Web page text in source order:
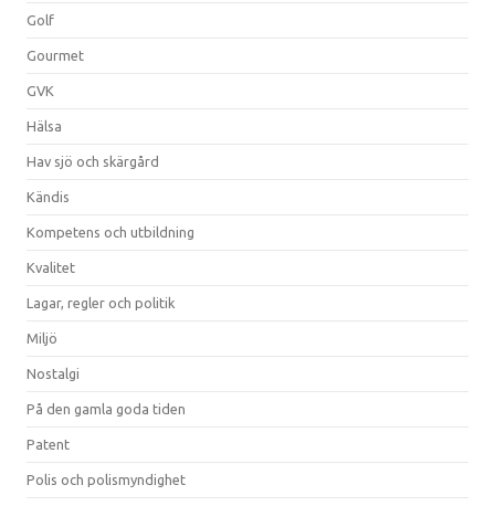
Golf
Gourmet
GVK
Hälsa
Hav sjö och skärgård
Kändis
Kompetens och utbildning
Kvalitet
Lagar, regler och politik
Miljö
Nostalgi
På den gamla goda tiden
Patent
Polis och polismyndighet